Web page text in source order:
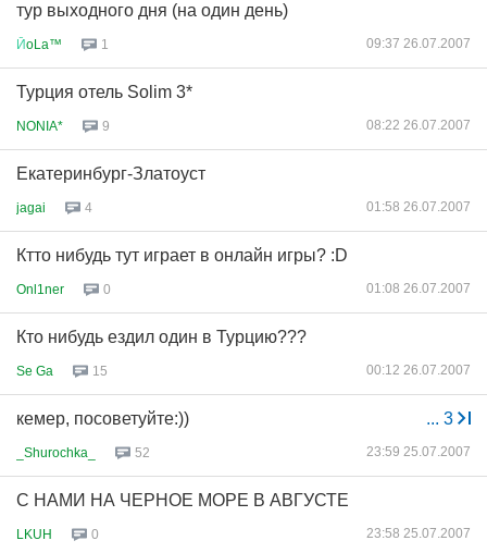
тур выходного дня (на один день)
ЙoLa™ 1 09:37 26.07.2007
Турция отель Solim 3*
NONIA* 9 08:22 26.07.2007
Екатеринбург-Златоуст
jagai 4 01:58 26.07.2007
Ктто нибудь тут играет в онлайн игры? :D
Onl1ner 0 01:08 26.07.2007
Кто нибудь ездил один в Турцию???
Se Ga 15 00:12 26.07.2007
... 3
кемер, посоветуйте:))
_Shurochka_ 52 23:59 25.07.2007
С НАМИ НА ЧЕРНОЕ МОРЕ В АВГУСТЕ
LKUH 0 23:58 25.07.2007